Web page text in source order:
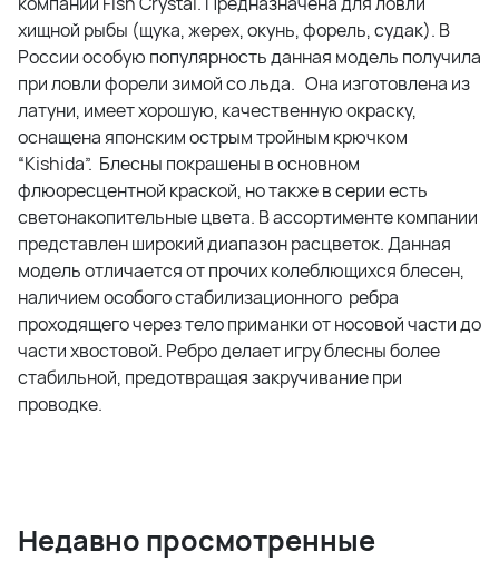
хищной рыбы (щука, жерех, окунь, форель, судак). В
России особую популярность данная модель получила
при ловли форели зимой со льда. Она изготовлена из
латуни, имеет хорошую, качественную окраску,
оснащена японским острым тройным крючком
“Kishida”. Блесны покрашены в основном
флюоресцентной краской, но также в серии есть
светонакопительные цвета. В ассортименте компании
представлен широкий диапазон расцветок. Данная
модель отличается от прочих колеблющихся блесен,
наличием особого стабилизационного ребра
проходящего через тело приманки от носовой части до
части хвостовой. Ребро делает игру блесны более
стабильной, предотвращая закручивание при
проводке.
Недавно просмотренные